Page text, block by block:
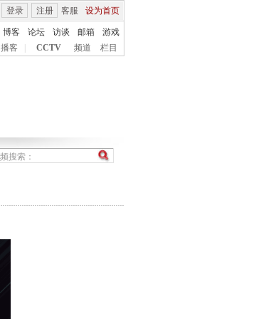
客服 设为首页
登录 注册
博客 论坛 访谈 邮箱
游戏
播客 CCTV 频道 栏目